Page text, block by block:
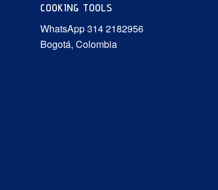
COOKING TOOLS
WhatsApp 314 2182956
Bogotá, Colombia